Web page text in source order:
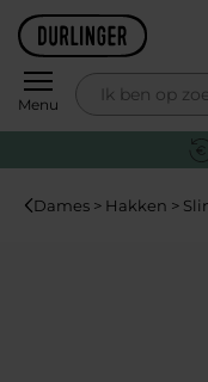
Skip to content
Menu
Dames > Hakken >